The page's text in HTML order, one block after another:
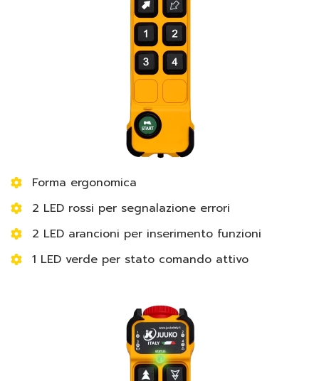
Forma ergonomica
2 LED rossi per segnalazione errori
2 LED arancioni per inserimento funzioni
1 LED verde per stato comando attivo